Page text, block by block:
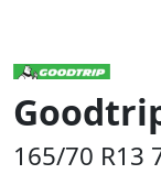
165/70 R13